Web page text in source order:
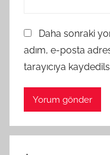
Daha sonraki
adım, e-posta
tarayıcıya